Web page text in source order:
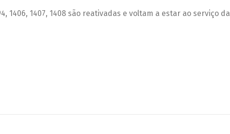
1406, 1407, 1408 são reativadas e voltam a estar ao serviço da